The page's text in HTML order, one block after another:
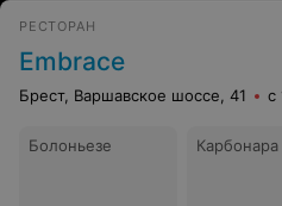
РЕСТОРАН
Embrace
Брест, Варшавское шоссе, 41 с
Болоньезе Карбонара